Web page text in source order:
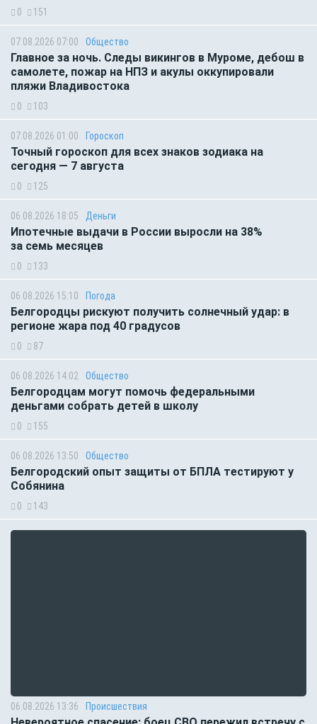
0 151
07.08.2026 07:00 Общество
Главное за ночь. Следы викингов в Муроме, дебош в
самолете, пожар на НПЗ и акулы оккупировали
пляжи Владивостока
0 103
07.08.2026 01:00 Гороскоп
Точный гороскоп для всех знаков зодиака на
сегодня — 7 августа
0 125
06.08.2026 18:05 Деньги
Ипотечные выдачи в России выросли на 38%
за семь месяцев
0 133
06.08.2026 15:10 Погода
Белгородцы рискуют получить солнечный удар: в
регионе жара под 40 градусов
0 87
06.08.2026 14:02 Общество
Белгородцам могут помочь федеральными
деньгами собрать детей в школу
0 155
06.08.2026 13:50 Общество
Белгородский опыт защиты от БПЛА тестируют у
Собянина
0 143
06.08.2026 13:36 Происшествия